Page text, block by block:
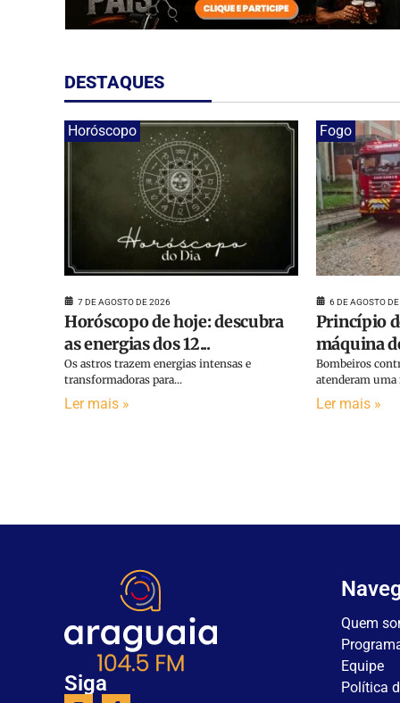
DESTAQUES
Horóscopo
7 DE AGOSTO DE 2026
Horóscopo de hoje: descubra
as energias dos 12...
Os astros trazem energias intensas e
transformadoras para...
Ler mais »
Fogo
6 DE AGOSTO
Princípio
máquina
Bombeiros
atenderam uma
Ler mais »
Siga
Quem
Equipe
Política